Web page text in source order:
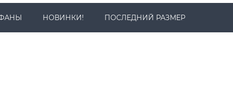
НОВИНКИ! ПОСЛЕДНИЙ РАЗМЕР